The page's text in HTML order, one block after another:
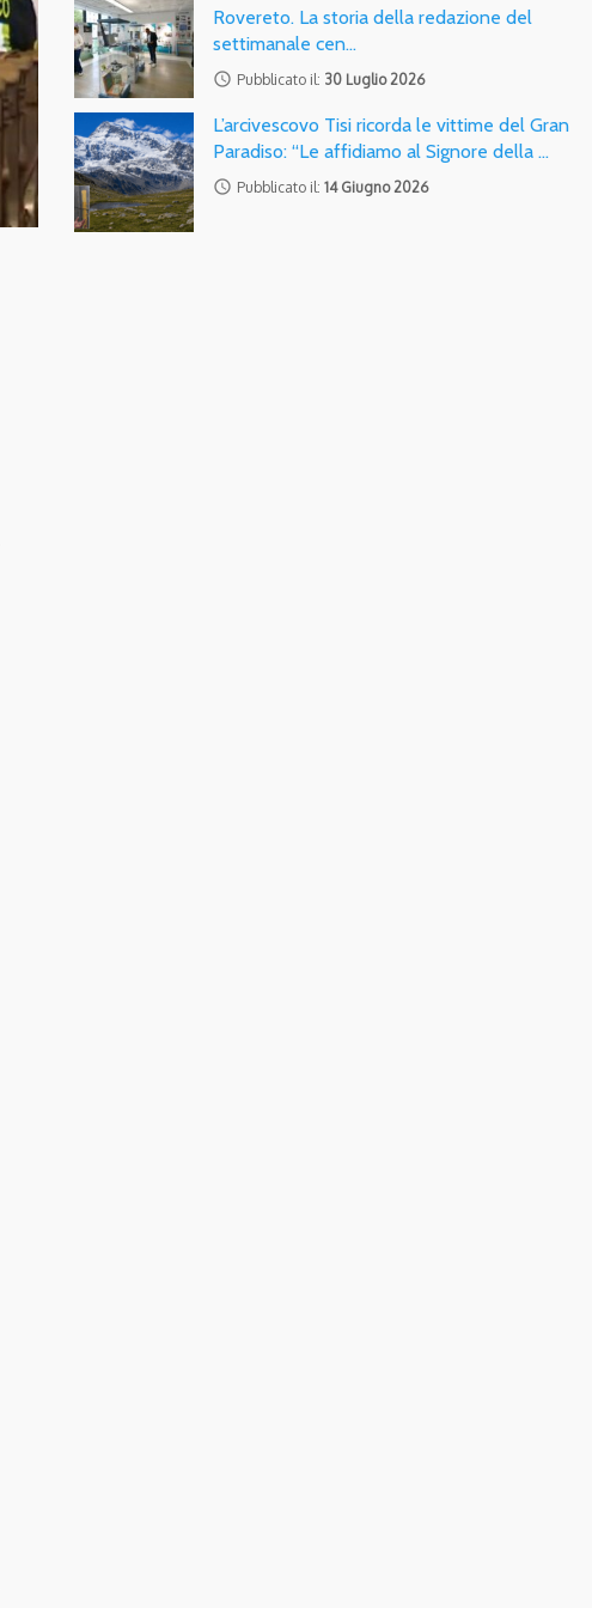
Rovereto. La storia della redazione del
settimanale cen…
access_time Pubblicato il: 30 Luglio 2026
L’arcivescovo Tisi ricorda le vittime del Gran
Paradiso: “Le affidiamo al Signore della …
access_time Pubblicato il:14 Giugno 2026